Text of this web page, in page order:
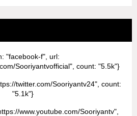
"facebook-f", url:
Sooriyantvofficial", count: "5.5k"}
twitter.com/Sooriyantv24", count:
"5.1k"}
www.youtube.com/Sooriyantv",